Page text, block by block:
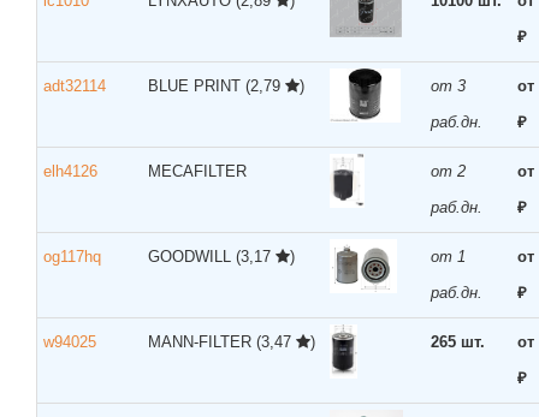
₽
adt32114 BLUE PRINT (2,79 )
от 3
раб.дн.
от
₽
elh4126 MECAFILTER
от 2
раб.дн.
от
₽
og117hq GOODWILL (3,17 )
от 1
раб.дн.
от
₽
w94025 MANN-FILTER (3,47 ) 265 шт.
от
₽